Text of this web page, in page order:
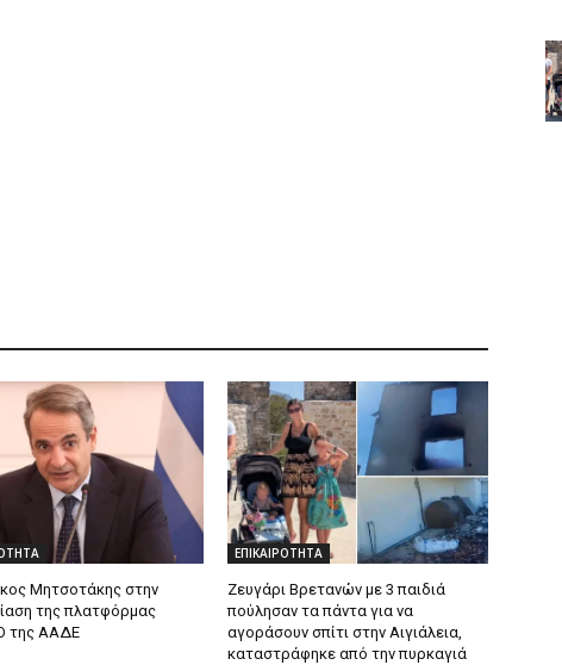
Μητσοτάκης στην
της πλατφόρμας
της ΑΑΔΕ
ΕΠΙΚΑΙΡΟΤΗΤΑ
Ζευγάρι Βρετανών με 3 παιδιά
πούλησαν τα πάντα για να
αγοράσουν σπίτι στην Αιγιάλεια,
καταστράφηκε από την πυρκαγιά